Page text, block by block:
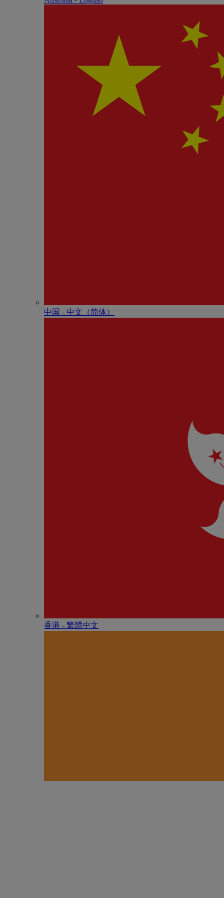
中国 - 中⽂（简体）
香港 - 繁體中文